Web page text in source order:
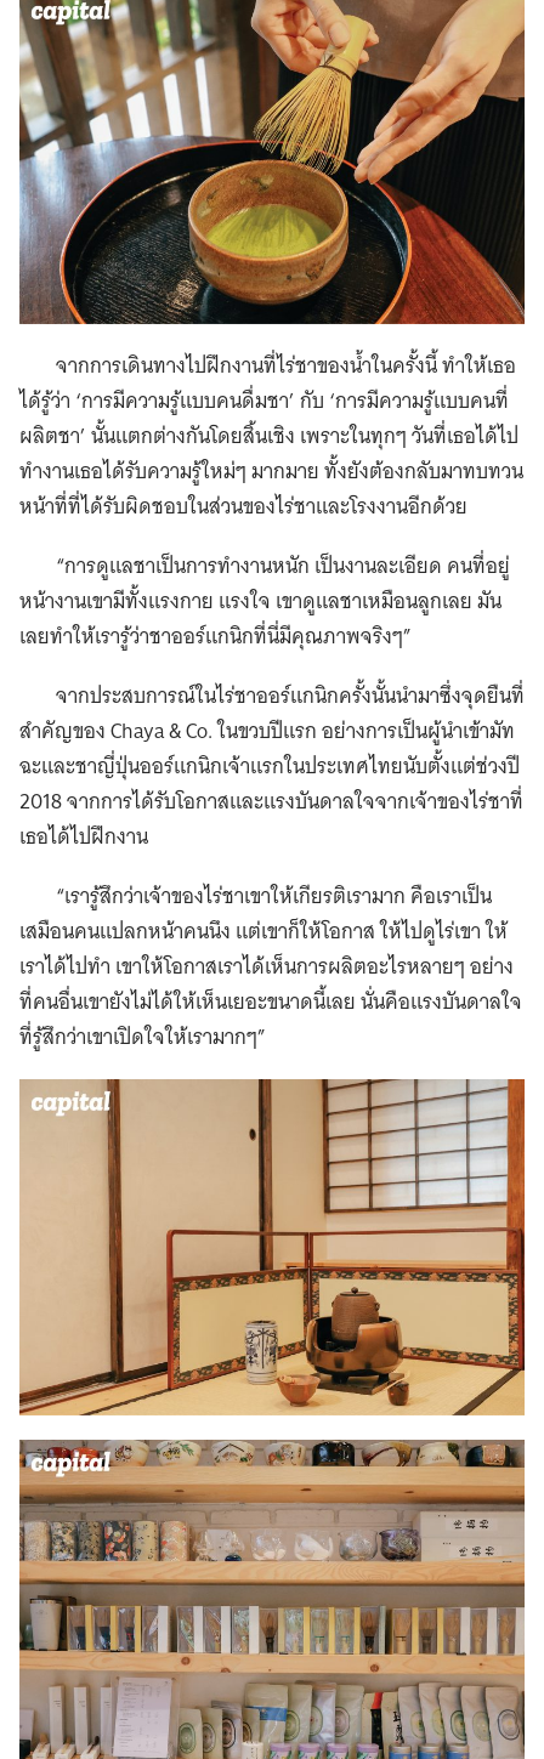
จากการเดินทางไปฝึกงานที่ไร่ชาของน้ำในครั้งนี้ ทำให้เธอ
ได้รู้ว่า ‘การมีความรู้แบบคนดื่มชา’ กับ ‘การมีความรู้แบบคนที่
ผลิตชา’ นั้นแตกต่างกันโดยสิ้นเชิง เพราะในทุกๆ วันที่เธอได้ไป
ทำงานเธอได้รับความรู้ใหม่ๆ มากมาย ทั้งยังต้องกลับมาทบทวน
หน้าที่ที่ได้รับผิดชอบในส่วนของไร่ชาและโรงงานอีกด้วย
“การดูแลชาเป็นการทำงานหนัก เป็นงานละเอียด คนที่อยู่
หน้างานเขามีทั้งแรงกาย แรงใจ เขาดูแลชาเหมือนลูกเลย มัน
เลยทำให้เรารู้ว่าชาออร์แกนิกที่นี่มีคุณภาพจริงๆ”
จากประสบการณ์ในไร่ชาออร์แกนิกครั้งนั้นนำมาซึ่งจุดยืนที่
สำคัญของ Chaya & Co. ในขวบปีแรก อย่างการเป็นผู้นำเข้ามัท
ฉะและชาญี่ปุ่นออร์แกนิกเจ้าแรกในประเทศไทยนับตั้งแต่ช่วงปี
2018 จากการได้รับโอกาสและแรงบันดาลใจจากเจ้าของไร่ชาที่
เธอได้ไปฝึกงาน
“เรารู้สึกว่าเจ้าของไร่ชาเขาให้เกียรติเรามาก คือเราเป็น
เสมือนคนแปลกหน้าคนนึง แต่เขาก็ให้โอกาส ให้ไปดูไร่เขา ให้
เราได้ไปทำ เขาให้โอกาสเราได้เห็นการผลิตอะไรหลายๆ อย่าง
ที่คนอื่นเขายังไม่ได้ให้เห็นเยอะขนาดนี้เลย นั่นคือแรงบันดาลใจ
ที่รู้สึกว่าเขาเปิดใจให้เรามากๆ”